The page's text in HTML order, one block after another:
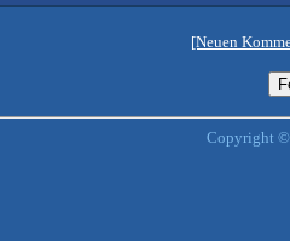
[Neuen
Copyright ©